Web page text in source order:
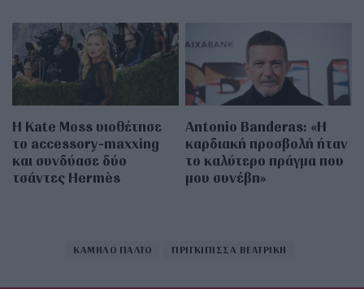
Η Kate Moss υιοθέτησε
τo accessory-maxxing
και συνδύασε δύο
τσάντες Hermès
Antonio Banderas: «Η
καρδιακή προσβολή ήταν
το καλύτερο πράγμα που
μου συνέβη»
ΚΑΜΗΛΟ ΠΑΛΤΟ ΠΡΙΓΚΙΠΙΣΣΑ ΒΕΑΤΡΙΚΗ